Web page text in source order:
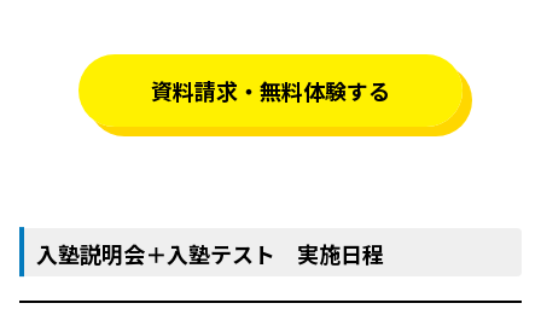
資料請求・無料体験する
入塾説明会＋入塾テスト 実施日程